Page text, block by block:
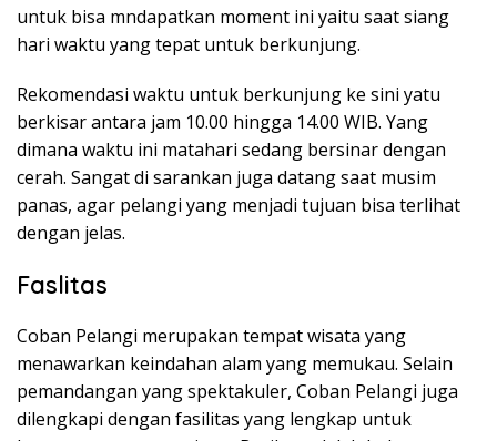
untuk bisa mndapatkan moment ini yaitu saat siang
hari waktu yang tepat untuk berkunjung.
Rekomendasi waktu untuk berkunjung ke sini yatu
berkisar antara jam 10.00 hingga 14.00 WIB. Yang
dimana waktu ini matahari sedang bersinar dengan
cerah. Sangat di sarankan juga datang saat musim
panas, agar pelangi yang menjadi tujuan bisa terlihat
dengan jelas.
Faslitas
Coban Pelangi merupakan tempat wisata yang
menawarkan keindahan alam yang memukau. Selain
pemandangan yang spektakuler, Coban Pelangi juga
dilengkapi dengan fasilitas yang lengkap untuk